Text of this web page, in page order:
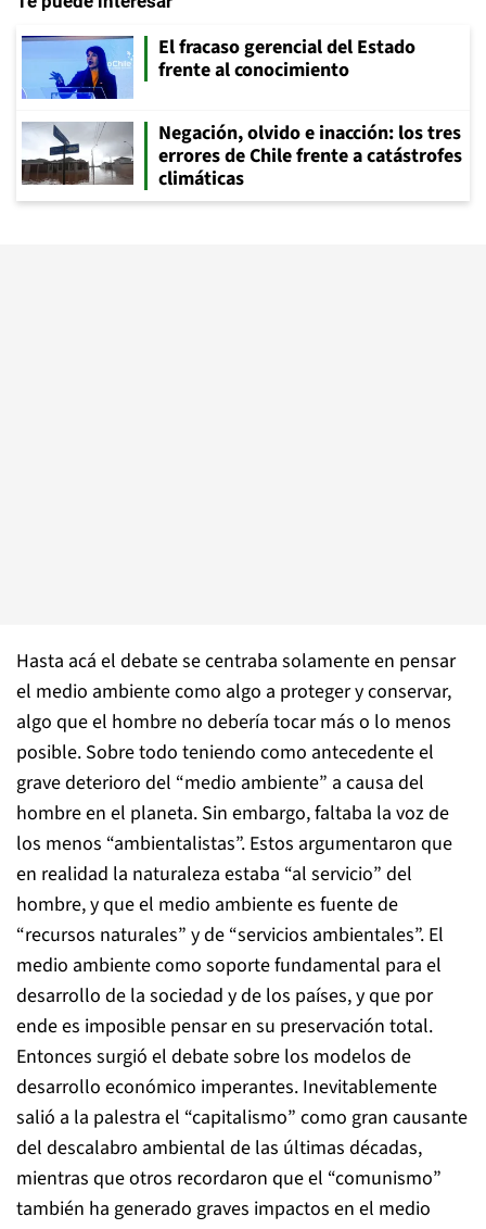
El fracaso gerencial del Estado
frente al conocimiento
Negación, olvido e inacción: los tres
errores de Chile frente a catástrofes
climáticas
Hasta acá el debate se centraba solamente en pensar
el medio ambiente como algo a proteger y conservar,
algo que el hombre no debería tocar más o lo menos
posible. Sobre todo teniendo como antecedente el
grave deterioro del “medio ambiente” a causa del
hombre en el planeta. Sin embargo, faltaba la voz de
los menos “ambientalistas”. Estos argumentaron que
en realidad la naturaleza estaba “al servicio” del
hombre, y que el medio ambiente es fuente de
“recursos naturales” y de “servicios ambientales”. El
medio ambiente como soporte fundamental para el
desarrollo de la sociedad y de los países, y que por
ende es imposible pensar en su preservación total.
Entonces surgió el debate sobre los modelos de
desarrollo económico imperantes. Inevitablemente
salió a la palestra el “capitalismo” como gran causante
del descalabro ambiental de las últimas décadas,
mientras que otros recordaron que el “comunismo”
también ha generado graves impactos en el medio